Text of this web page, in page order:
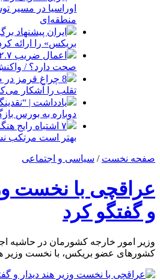
اوراسیا در مسیر
منطقه‌ای
ایران پیشنهاد
بریکس» را ارائه
صحت دارد؟ /
8 چراغ قرمز
تقلب را آشکار
یادداشت |
دوباره به بورس
۷ اشتباه رایج
بهتر است مرتکب
صفحه نخست / سیاسی و اجتماعی
عراقچی با نخست
و گفتگو کرد
وزیر امور خارجه کشورمان در حاشیه
کشورهای عضو بریکس، با نخست وزیر